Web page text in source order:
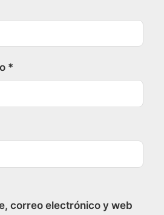
*
correo electrónico y web